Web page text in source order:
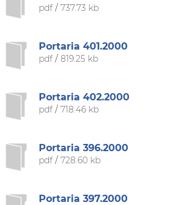
pdf/ 737.73 kb
Portaria 401.2000
pdf/ 819.25 kb
Portaria 402.2000
pdf/ 718.46 kb
Portaria 396.2000
pdf/ 728.60 kb
Portaria 397.2000